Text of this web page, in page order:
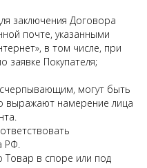
заключения Договора
почте, указанными
в том числе, при
заявке Покупателя;
могут быть
выражают намерение лица
РФ.
Товар в споре или под